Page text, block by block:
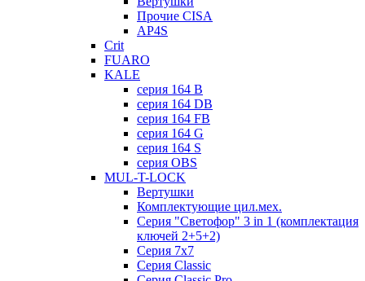
Прочие CISA
AP4S
Crit
FUARO
KALE
серия 164 B
серия 164 DB
серия 164 FB
серия 164 G
серия 164 S
серия OBS
MUL-T-LOCK
Вертушки
Комплектующие цил.мех.
Серия "Светофор" 3 in 1 (комплектация
ключей 2+5+2)
Серия 7х7
Серия Classic